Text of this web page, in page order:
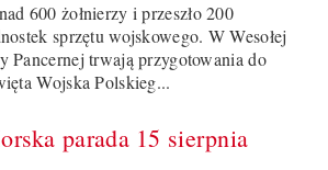
600 żołnierzy i przeszło 200
sprzętu wojskowego. W Wesołej
Pancernej trwają przygotowania do
Wojska Polskieg...
parada 15 sierpnia